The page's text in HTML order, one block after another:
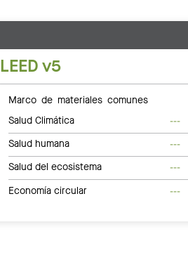
LEED v5
Marco de materiales comunes
Salud Climática
---
Salud humana
---
Salud del ecosistema
---
Economía circular
---